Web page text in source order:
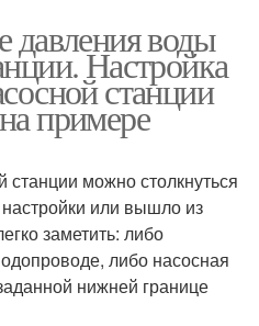
давления воды
Настройка
станции
примере
станции можно столкнуться
настройки или вышло из
заметить: либо
либо насосная
нижней границе